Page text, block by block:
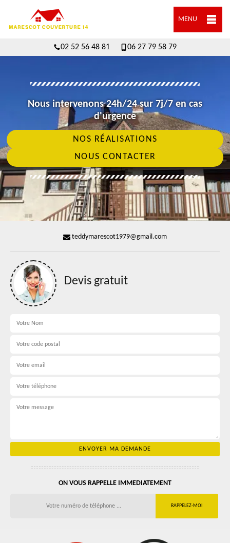
MENU
02 52 56 48 81 06 27 79 58 79
Nous intervenons 24h/24 sur 7j/7 en cas
d'urgence
NOS RÉALISATIONS
NOUS CONTACTER
teddymarescot1979@gmail.com
Devis gratuit
ON VOUS RAPPELLE IMMEDIATEMENT